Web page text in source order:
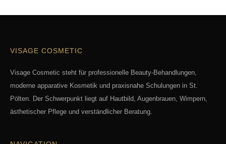
VISAGE COSMETIC
Visage Cosmetic steht für professionelle Beauty-Behandlungen,
moderne apparative Kosmetik und praxisnahe Schulungen in St.
Pölten. Der Schwerpunkt liegt auf Hautbild, Augenbrauen, Wimpern,
ästhetischer Pflege und verständlicher Beratung.